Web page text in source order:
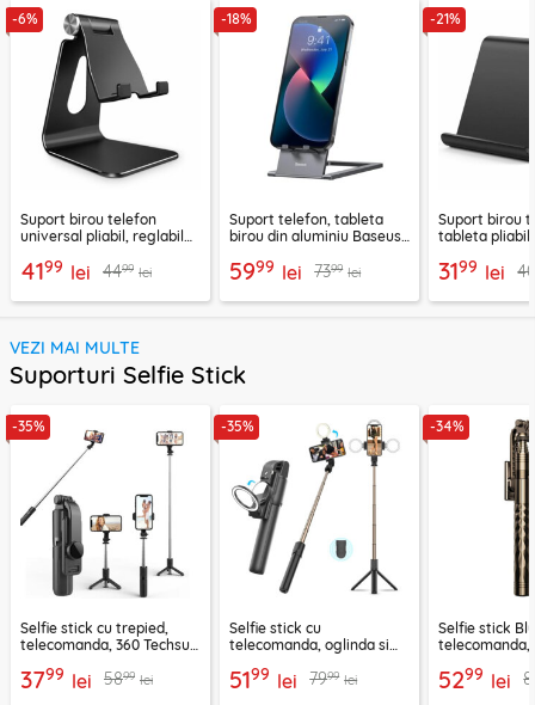
-6%
Suport birou telefon
universal pliabil, reglabil
negru
4199 lei 4499 lei
-18%
Suport telefon, tableta
birou din aluminiu Baseus,
5999 lei 7399 lei
-21%
Suport birou
tableta pliabil
3199 lei
VEZI MAI MULTE
Suporturi Selfie Stick
-35%
Selfie stick cu trepied,
telecomanda, 360 Techsuit
3799 lei 5899 lei
-35%
Selfie stick cu
telecomanda, oglinda si
5199 lei 7999 lei
-34%
Selfie stick
telecomanda,
5299 lei